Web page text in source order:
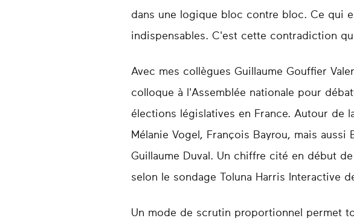
dans une logique bloc contre bloc. Ce qui
indispensables. C'est cette contradiction
Avec mes collègues Guillaume Gouffier
colloque à l'Assemblée nationale pour
élections législatives en France. Autour de
Mélanie Vogel, François Bayrou, mais aussi
Guillaume Duval. Un chiffre cité en début
selon le sondage Toluna Harris Interactive
Un mode de scrutin proportionnel permet